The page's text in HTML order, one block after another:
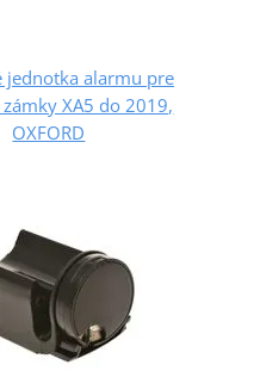
jednotka alarmu pre
XA5 do 2019,
OXFORD